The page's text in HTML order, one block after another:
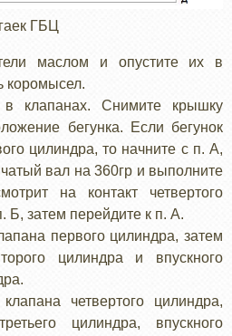
ГБЦ
маслом и опустите их в
коромысел.
в клапанах. Снимите крышку
бегунка. Если бегунок
цилиндра, то начните с п. А,
вал на 360гр и выполните
на контакт четвертого
Б, затем перейдите к п. А.
первого цилиндра, затем
цилиндра и впускного
четвертого цилиндра,
цилиндра, впускного